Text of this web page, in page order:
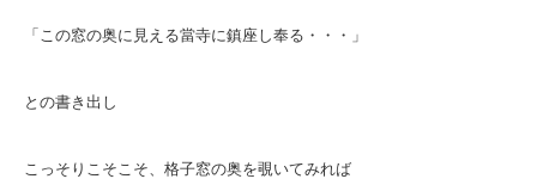
「この窓の奥に見える當寺に鎮座し奉る・・・」
との書き出し
こっそりこそこそ、格子窓の奥を覗いてみれば